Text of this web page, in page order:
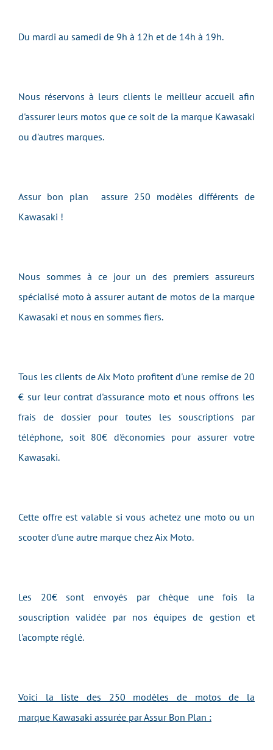
Du mardi au samedi de 9h à 12h et de 14h à 19h.
Nous réservons à leurs clients le meilleur accueil afin
d'assurer leurs motos que ce soit de la marque Kawasaki
ou d'autres marques.
Assur bon plan assure 250 modèles différents de
Kawasaki !
Nous sommes à ce jour un des premiers assureurs
spécialisé moto à assurer autant de motos de la marque
Kawasaki et nous en sommes fiers.
Tous les clients de Aix Moto profitent d'une remise de 20
€ sur leur contrat d'assurance moto et nous offrons les
frais de dossier pour toutes les souscriptions par
téléphone, soit 80€ d'économies pour assurer votre
Kawasaki.
Cette offre est valable si vous achetez une moto ou un
scooter d'une autre marque chez Aix Moto.
Les 20€ sont envoyés par chèque une fois la
souscription validée par nos équipes de gestion et
l'acompte réglé.
Voici la liste des 250 modèles de motos de la
marque Kawasaki assurée par Assur Bon Plan :